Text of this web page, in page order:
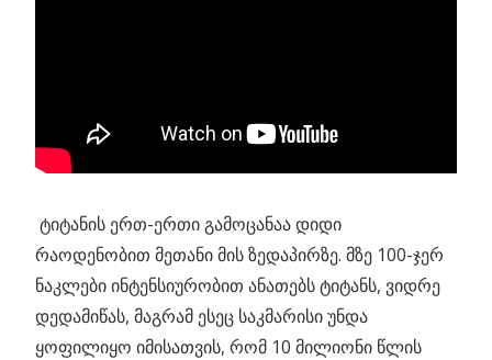
ტიტანის ერთ-ერთი გამოცანაა დიდი
რაოდენობით მეთანი მის ზედაპირზე. მზე 100-ჯერ
ნაკლები ინტენსიურობით ანათებს ტიტანს, ვიდრე
დედამიწას, მაგრამ ესეც საკმარისი უნდა
ყოფილიყო იმისათვის, რომ 10 მილიონი წლის